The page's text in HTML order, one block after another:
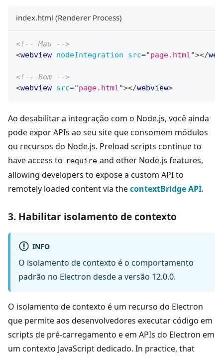
index.html (Renderer Process)
<!-- Mau -->
<webview nodeIntegration src="page.html "></
<!-- Bom -->
<webview src="page.html "></webview>
Ao desabilitar a integração com o Node.js, você ainda
pode expor APIs ao seu site que consomem módulos
ou recursos do Node.js. Preload scripts continue to
have access to require and other Node.js features,
allowing developers to expose a custom API to
remotely loaded content via thecontextBridge API.
3. Habilitar isolamento de contexto
INFO
O isolamento de contexto é o comportamento
padrão no Electron desde a versão 12.0.0.
O isolamento de contexto é um recurso do Electron
que permite aos desenvolvedores executar código em
scripts de pré-carregamento e em APIs do Electron em
um contexto JavaScript dedicado. In practice, that